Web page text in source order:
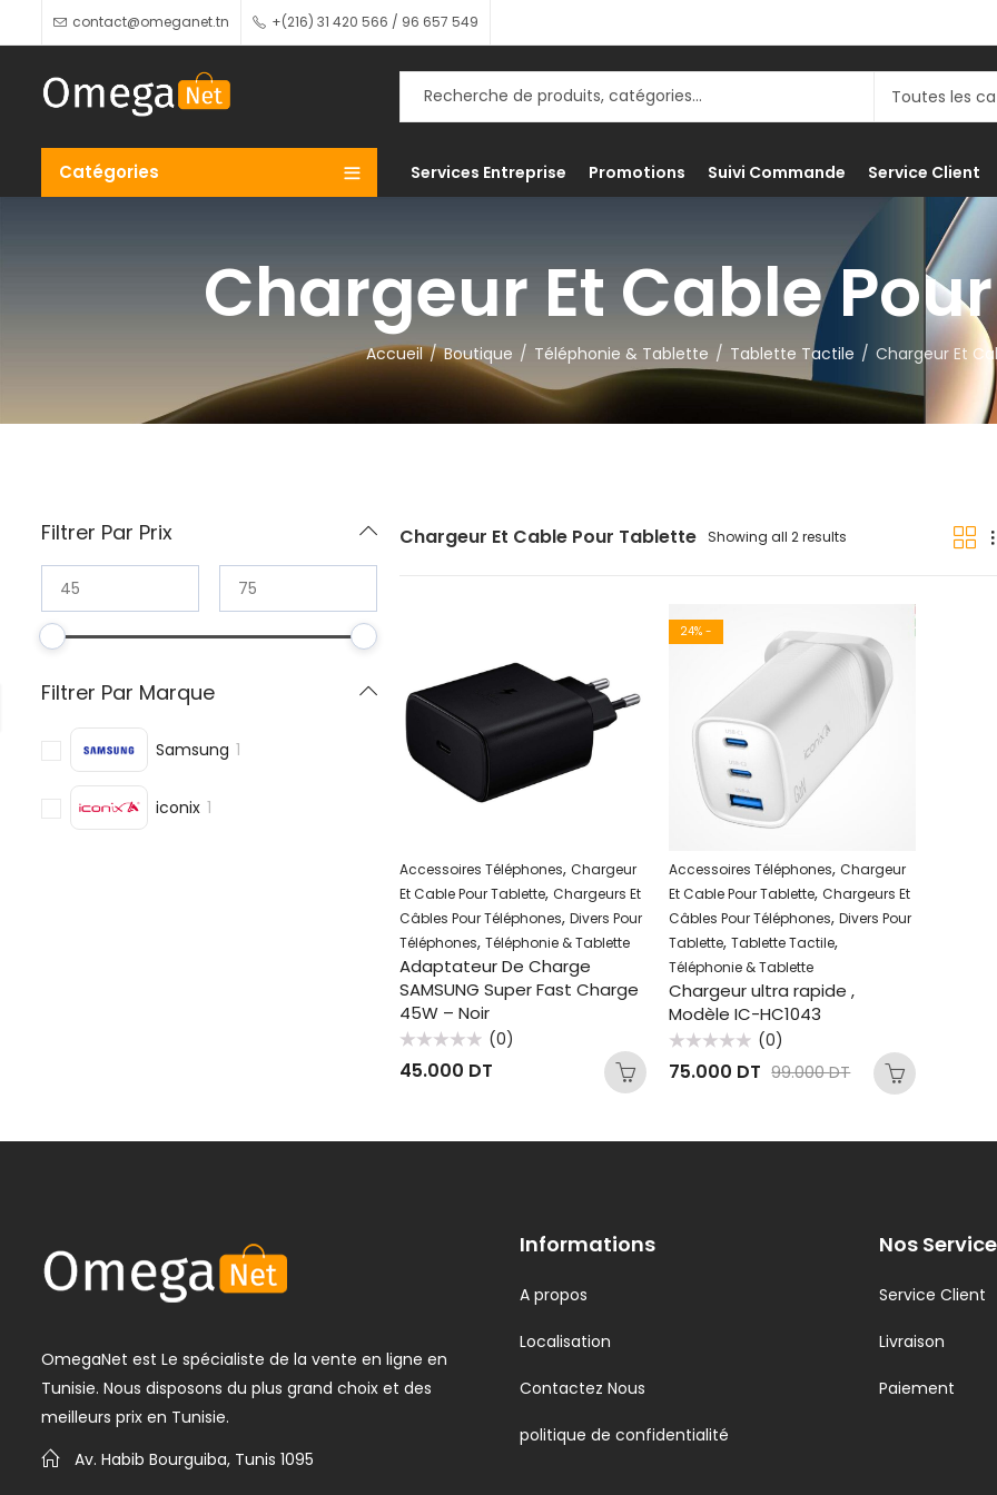
contact@omeganet.tn +(216) 31 420 566 / 96 657 549
Catégories Services Entreprise Promotions Suivi Commande Service Client
Chargeur Et Cable
Accueil Boutique Téléphonie & Tablette Tablette Tactile Chargeur Et
Chargeur Et Cable Pour Tablette Showing all 2 results
Accessoires Téléphones,Chargeur
Et Cable Pour Tablette,Chargeurs Et
Câbles Pour Téléphones,Divers Pour
Téléphones,Téléphonie & Tablette
Adaptateur De Charge
SAMSUNG Super Fast Charge
45W – Noir
0
(0)
45.000 DT
24% -
Accessoires Téléphones,Chargeur
Et Cable Pour Tablette,Chargeurs Et
Câbles Pour Téléphones,Divers Pour
Tablette,Tablette Tactile,
Téléphonie & Tablette
Chargeur ultra rapide ,
Modèle IC-HC1043
0
(0)
75.000 DT 99.000DT
Filtrer Par Prix
Filtrer Par Marque
Samsung 1
iconix 1
OmegaNet est Le spécialiste de la vente en ligne en
Tunisie. Nous disposons du plus grand choix et des
meilleurs prix en Tunisie.
Av. Habib Bourguiba, Tunis 1095
Informations
A propos
Localisation
Contactez Nous
politique de confidentialité
Nos
Service Client
Livraison
Paiement